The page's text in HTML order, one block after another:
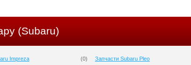
(Subaru)
Impreza (0) Запчасти Subaru Pleo